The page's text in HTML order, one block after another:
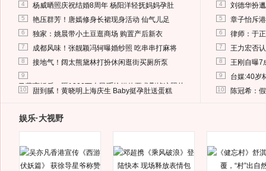
4 杨威晒照庆祝结婚8周年 杨阳洋轻抚妈妈孕肚
5 艳压群芳！唐嫣修身长裙现身活动 仙气儿足
6 独家：姚晨带小土豆逛商场 购置产后新衣
7 成都风味！张靓颖冯轲曝婚纱照 吃串串打麻将
8 接地气！阔太熊黛林打扮休闲逛街买厕所泵
9
马蓉离婚后，砸1000万人民币给媒体要求删掉这照片
10 甜到腻！黄晓明上海庆生 Baby挺孕肚送蛋糕
4 刘德华扮
5 章子怡斥
6 律师：于
7 王力宏否
8 王刚自曝7
9 台媒:40岁
10 陈冠希：
娱乐·大视野